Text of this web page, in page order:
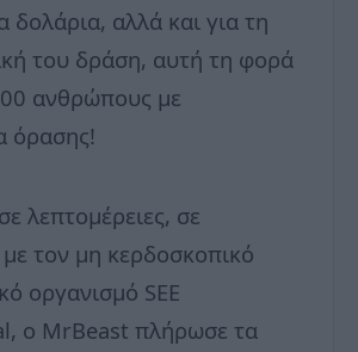
δολάρια, αλλά και για τη
του δράση, αυτή τη φορά
ανθρώπους με
όρασης!
λεπτομέρειες, σε
τον μη κερδοσκοπικό
οργανισμό SEE
ο MrBeast πλήρωσε τα